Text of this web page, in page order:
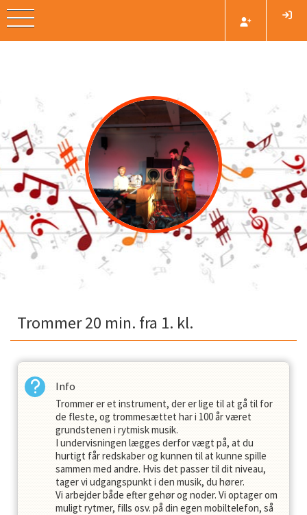
Trommer 20 min. fra 1. kl.
Info
Trommer er et instrument, der er lige til at gå til for
de fleste, og trommesættet har i 100 år været
grundstenen i rytmisk musik.
I undervisningen lægges derfor vægt på, at du
hurtigt får redskaber og kunnen til at kunne spille
sammen med andre. Hvis det passer til dit niveau,
tager vi udgangspunkt i den musik, du hører.
Vi arbejder både efter gehør og noder. Vi optager om
muligt rytmer, fills osv. på din egen mobiltelefon, så